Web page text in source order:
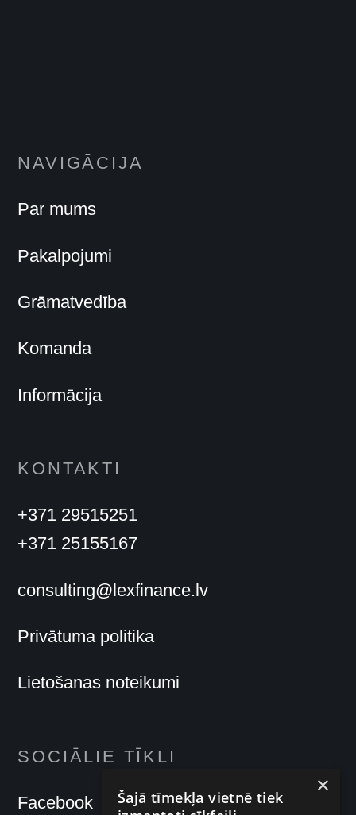
NAVIGĀCIJA
Par mums
Pakalpojumi
Grāmatvedība
Komanda
Informācija
KONTAKTI
+371 29515251
+371 25155167
consulting@lexfinance.lv
Privātuma politika
Lietošanas noteikumi
SOCIĀLIE TĪKLI
Facebook
×
Šajā tīmekļa vietnē tiek